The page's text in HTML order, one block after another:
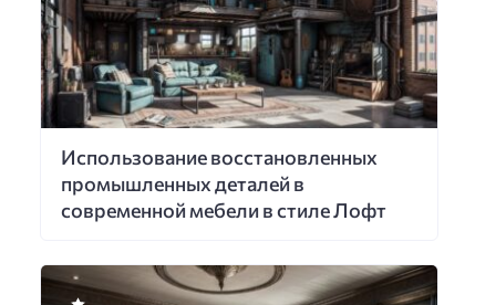
Использование восстановленных
промышленных деталей в
современной мебели в стиле Лофт